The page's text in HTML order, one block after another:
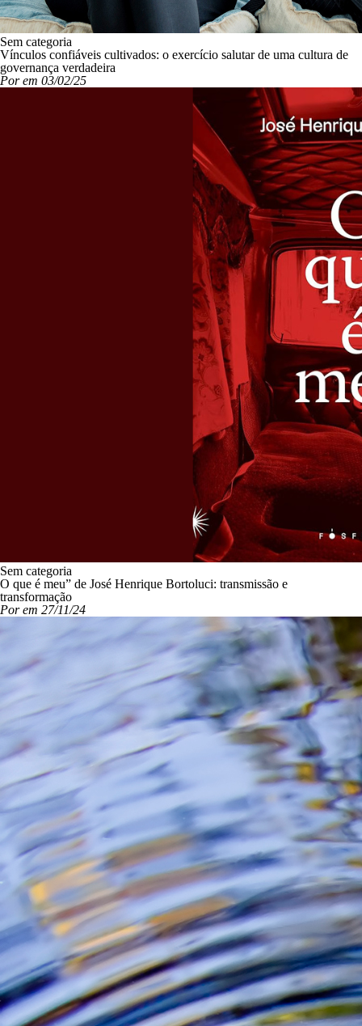
Sem categoria
Vínculos confiáveis cultivados: o exercício salutar de uma cultura de
governança verdadeira
Por em 03/02/25
Sem categoria
O que é meu” de José Henrique Bortoluci: transmissão e
transformação
Por em 27/11/24